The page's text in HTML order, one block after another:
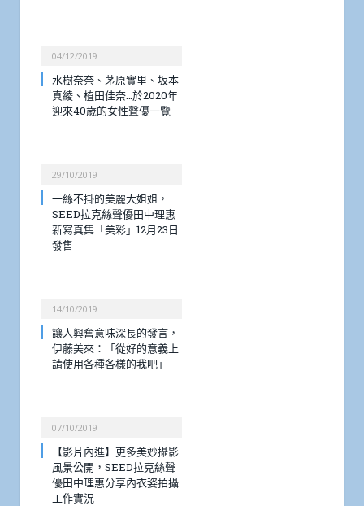
04/12/2019
水樹奈奈、茅原實里、坂本
真綾、植田佳奈…於2020年
迎來40歲的女性聲優一覽
29/10/2019
一絲不掛的美麗大姐姐，
SEED拉克絲聲優田中理惠
新寫真集「美彩」12月23日
發售
14/10/2019
讓人興奮意味深長的發言，
伊藤美來：「從好的意義上
請使用各種各樣的我吧」
07/10/2019
【影片內進】更多美妙攝影
風景公開，SEED拉克絲聲
優田中理惠分享內衣姿拍攝
工作實況